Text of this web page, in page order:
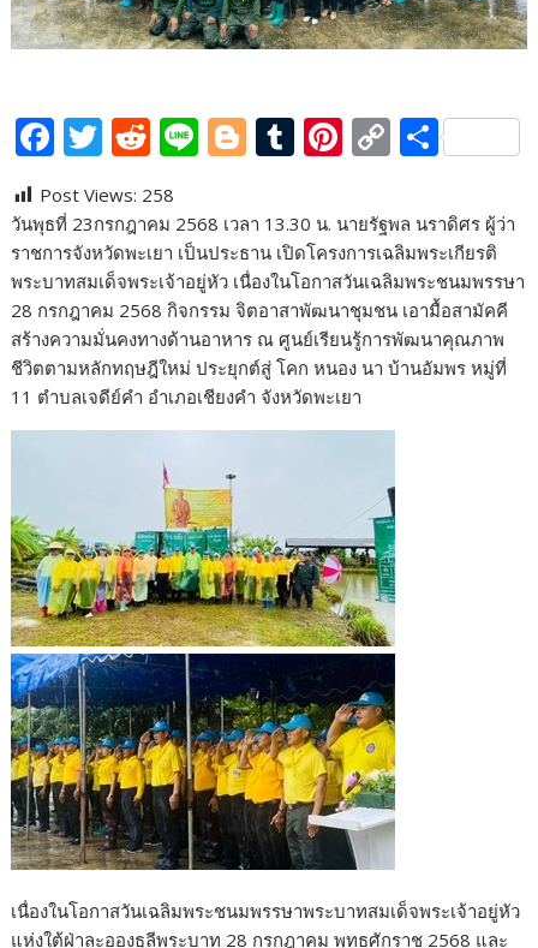
F
e
b
o
o
k
T
itt
er
R
d
di
t
Li
e
Bl
g
g
er
T
m
bl
r
Pi
er
e
st
C
p
y
Li
n
k
S
ar
e
Post Views: 258
วันพุธที่ 23กรกฎาคม 2568 เวลา 13.30 น. นายรัฐพล นราดิศร ผู้ว่า
ราชการจังหวัดพะเยา เป็นประธาน เปิดโครงการเฉลิมพระเกียรติ
พระบาทสมเด็จพระเจ้าอยู่หัว เนื่องในโอกาสวันเฉลิมพระชนมพรรษา
28 กรกฎาคม 2568 กิจกรรม จิตอาสาพัฒนาชุมชน เอามื้อสามัคคี
สร้างความมั่นคงทางด้านอาหาร ณ ศูนย์เรียนรู้การพัฒนาคุณภาพ
ชีวิตตามหลักทฤษฎีใหม่ ประยุกต์สู่ โคก หนอง นา บ้านอัมพร หมู่ที่
11 ตำบลเจดีย์คำ อำเภอเชียงคำ จังหวัดพะเยา
เนื่องในโอกาสวันเฉลิมพระชนมพรรษาพระบาทสมเด็จพระเจ้าอยู่หัว
แห่งใต้ฝ่าละอองธุลีพระบาท 28 กรกฎาคม พุทธศักราช 2568 และ